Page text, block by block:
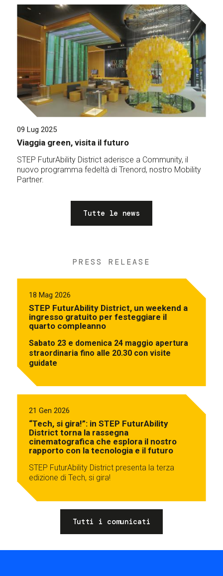
09 Lug 2025
Viaggia green, visita il futuro
STEP FuturAbility District aderisce a Community, il
nuovo programma fedeltà di Trenord, nostro Mobility
Partner.
Tutte le news
PRESS RELEASE
18 Mag 2026
STEP FuturAbility District, un weekend a
ingresso gratuito per festeggiare il
quarto compleanno
Sabato 23 e domenica 24 maggio apertura
straordinaria fino alle 20.30 con visite
guidate
21 Gen 2026
“Tech, si gira!”: in STEP FuturAbility
District torna la rassegna
cinematografica che esplora il nostro
rapporto con la tecnologia e il futuro
STEP FuturAbility District presenta la terza
edizione di Tech, si gira!
Tutti i comunicati